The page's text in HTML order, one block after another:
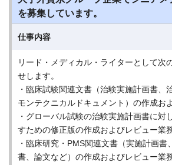
を募集しています。
仕事内容
リード・メディカル・ライターとして次
せします。
・臨床試験関連文書（治験実施計画書、
モンテクニカルドキュメント）の作成お
・グローバル試験の治験実施計画書に対
すための修正版の作成およびレビュー業
・臨床研究・PMS関連文書（実施計画書
書、論文など）の作成およびレビュー業